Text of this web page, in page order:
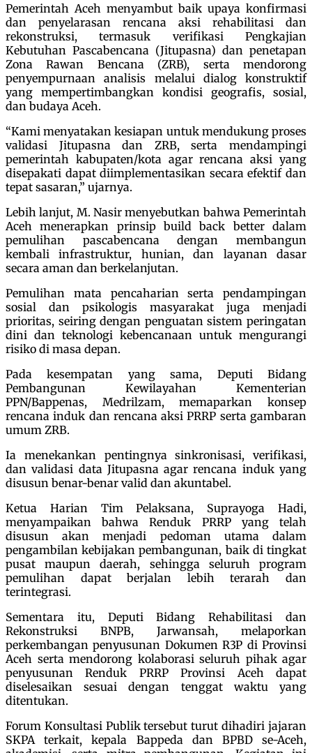
Pemerintah Aceh menyambut baik upaya konfirmasi
dan penyelarasan rencana aksi rehabilitasi dan
rekonstruksi, termasuk verifikasi Pengkajian
Kebutuhan Pascabencana (Jitupasna) dan penetapan
Zona Rawan Bencana (ZRB), serta mendorong
penyempurnaan analisis melalui dialog konstruktif
yang mempertimbangkan kondisi geografis, sosial,
dan budaya Aceh.
“Kami menyatakan kesiapan untuk mendukung proses
validasi Jitupasna dan ZRB, serta mendampingi
pemerintah kabupaten/kota agar rencana aksi yang
disepakati dapat diimplementasikan secara efektif dan
tepat sasaran,” ujarnya.
Lebih lanjut, M. Nasir menyebutkan bahwa Pemerintah
Aceh menerapkan prinsip build back better dalam
pemulihan pascabencana dengan membangun
kembali infrastruktur, hunian, dan layanan dasar
secara aman dan berkelanjutan.
Pemulihan mata pencaharian serta pendampingan
sosial dan psikologis masyarakat juga menjadi
prioritas, seiring dengan penguatan sistem peringatan
dini dan teknologi kebencanaan untuk mengurangi
risiko di masa depan.
Pada kesempatan yang sama, Deputi Bidang
Pembangunan Kewilayahan Kementerian
PPN/Bappenas, Medrilzam, memaparkan konsep
rencana induk dan rencana aksi PRRP serta gambaran
umum ZRB.
Ia menekankan pentingnya sinkronisasi, verifikasi,
dan validasi data Jitupasna agar rencana induk yang
disusun benar-benar valid dan akuntabel.
Ketua Harian Tim Pelaksana, Suprayoga Hadi,
menyampaikan bahwa Renduk PRRP yang telah
disusun akan menjadi pedoman utama dalam
pengambilan kebijakan pembangunan, baik di tingkat
pusat maupun daerah, sehingga seluruh program
pemulihan dapat berjalan lebih terarah dan
terintegrasi.
Sementara itu, Deputi Bidang Rehabilitasi dan
Rekonstruksi BNPB, Jarwansah, melaporkan
perkembangan penyusunan Dokumen R3P di Provinsi
Aceh serta mendorong kolaborasi seluruh pihak agar
penyusunan Renduk PRRP Provinsi Aceh dapat
diselesaikan sesuai dengan tenggat waktu yang
ditentukan.
Forum Konsultasi Publik tersebut turut dihadiri jajaran
SKPA terkait, kepala Bappeda dan BPBD se-Aceh,